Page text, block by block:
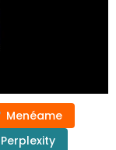
Menéame
Perplexity